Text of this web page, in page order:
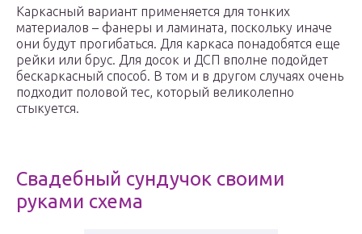
Каркасный вариант применяется для тонких
материалов – фанеры и ламината, поскольку иначе
они будут прогибаться. Для каркаса понадобятся еще
рейки или брус. Для досок и ДСП вполне подойдет
бескаркасный способ. В том и в другом случаях очень
подходит половой тес, который великолепно
стыкуется.
Свадебный сундучок своими
руками схема